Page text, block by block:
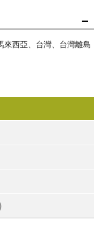
來西亞、台灣、台灣離島